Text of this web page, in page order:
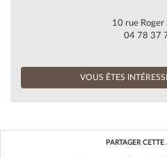
10 rue Roger
04 78 37
VOUS ÊTES
PARTAGER